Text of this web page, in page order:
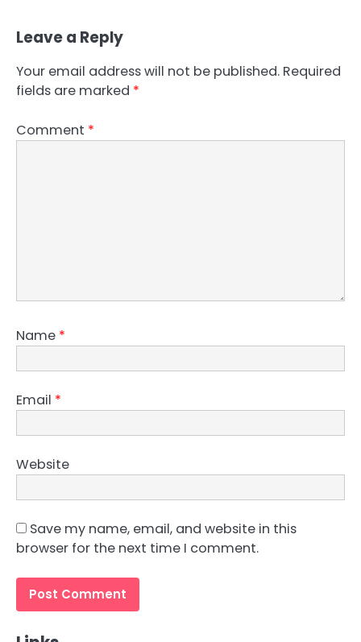
Leave a Reply
Your email address will not be published. Required
fields are marked *
Comment *
Name *
Email *
Website
Save my name, email, and website in this
browser for the next time I comment.